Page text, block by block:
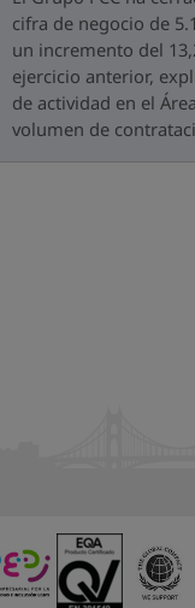
cifra de negocio de
un incremento del
ejercicio anterior,
de actividad en el
volumen de